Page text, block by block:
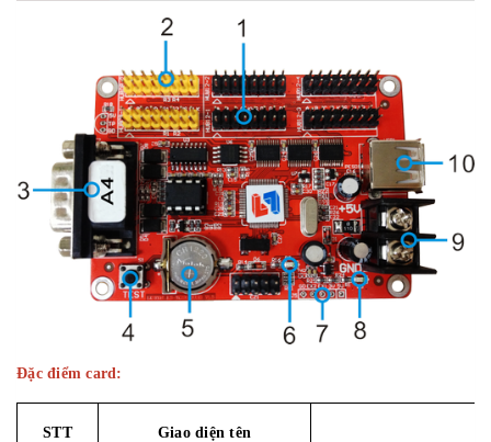
Đặc điểm card:
STT Giao diện tên